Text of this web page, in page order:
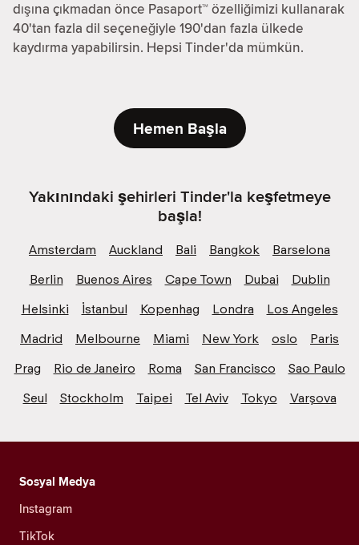
dışına çıkmadan önce Pasaport™ özelliğimizi kullanarak
40'tan fazla dil seçeneğiyle 190'dan fazla ülkede
kaydırma yapabilirsin. Hepsi Tinder'da mümkün.
Hemen Başla
Yakınındaki şehirleri Tinder'la keşfetmeye
başla!
Amsterdam Auckland Bali Bangkok
Barselona
Berlin
Buenos Aires Cape Town Dubai
Dublin
Helsinki
İstanbul Kopenhag Londra
Los Angeles
Madrid
Melbourne Miami New York oslo
Paris
Prag
Rio de Janeiro Roma San Francisco
Sao Paulo
Seul
Stockholm Taipei Tel Aviv Tokyo Varşova
Sosyal Medya
Instagram
TikTok